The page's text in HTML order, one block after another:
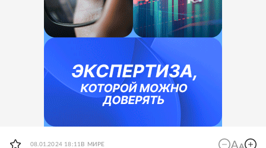
08.01.2024 18:11 В МИРЕ